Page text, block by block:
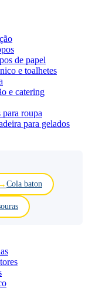
de papel
e toalhetes
e catering
para roupa
para gelados
Cola baton